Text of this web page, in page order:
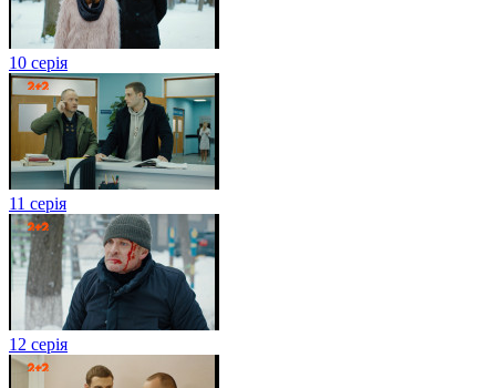
10 серія
11 серія
12 серія